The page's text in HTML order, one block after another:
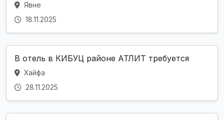
Явне
18.11.2025
В отель в КИБУЦ районе АТЛИТ требуется
Хайфа
28.11.2025